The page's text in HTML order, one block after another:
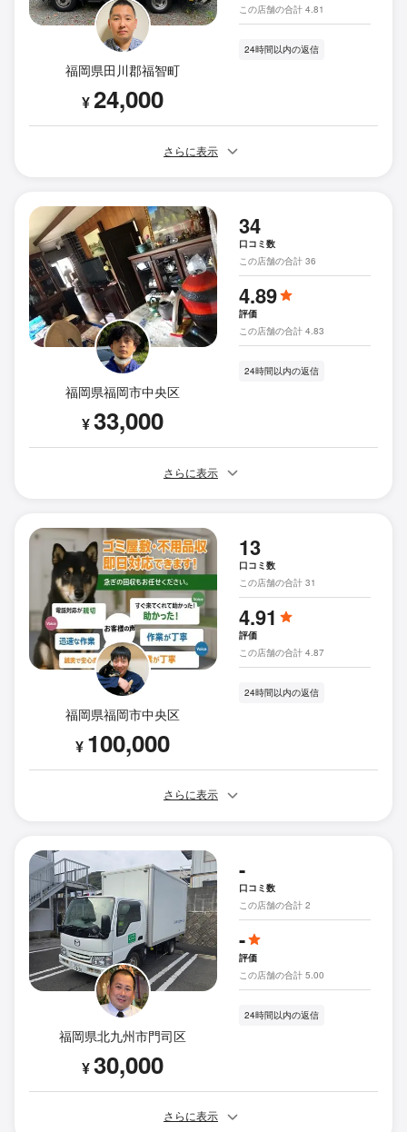
福岡県田川郡福智町
¥24,000
この店舗の合計 4.81
24時間以内の返信
さらに表示
福岡県福岡市中央区
¥33,000
34
口コミ数
この店舗の合計 36
4.89
評価
この店舗の合計 4.83
24時間以内の返信
さらに表示
福岡県福岡市中央区
¥ 100,000
13
口コミ数
この店舗の合計 31
4.91
評価
この店舗の合計 4.87
24時間以内の返信
さらに表示
福岡県北九州市門司区
¥30,000
-
口コミ数
この店舗の合計 2
-
評価
この店舗の合計 5.00
24時間以内の返信
さらに表示